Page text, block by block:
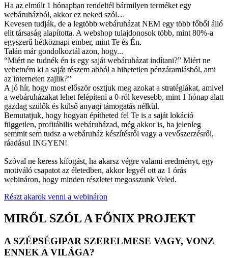
Ha az elmúlt 1 hónapban rendeltél bármilyen terméket egy
webáruházból, akkor ez neked szól…
Kevesen tudják, de a legtöbb webáruházat NEM egy több főből álló
elit társaság alapította. A webshop tulajdonosok több, mint 80%-a
egyszerű hétköznapi ember, mint Te és Én.
Talán már gondolkoztál azon, hogy...
“Miért ne tudnék én is egy saját webáruházat indítani?” Miért ne
vehetném ki a saját részem abból a hihetetlen pénzáramlásból, ami
az interneten zajlik?”
A jó hír, hogy most először osztjuk meg azokat a stratégiákat, amivel
a webáruházakat lehet felépíteni a 0-ról kevesebb, mint 1 hónap alatt
gazdag szülők és külső anyagi támogatás nélkül.
Bemutatjuk, hogy hogyan építheted fel Te is a saját lokáció
független, profitábilis webáruházad, még akkor is, ha jelenleg
semmit sem tudsz a webáruház készítésről vagy a vevőszerzésről,
ráadásul INGYEN!
Szóval ne keress kifogást, ha akarsz végre valami eredményt, egy
motiváló csapatot az életedben, akkor legyél ott az 1 órás
webináron, hogy minden részletet megosszunk Veled.
Részt akarok venni a webináron
MIRŐL SZÓL A FŐNIX PROJEKT
A SZÉPSÉGIPAR SZERELMESE VAGY, VONZ
ENNEK A VILÁGA?